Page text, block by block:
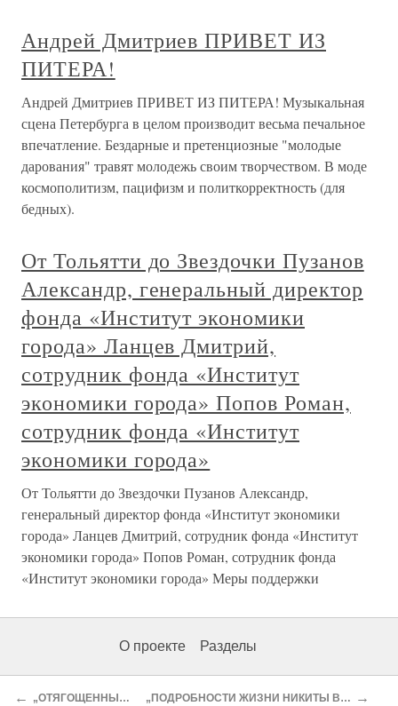
Андрей Дмитриев ПРИВЕТ ИЗ
ПИТЕРА!
Андрей Дмитриев ПРИВЕТ ИЗ ПИТЕРА! Музыкальная
сцена Петербурга в целом производит весьма печальное
впечатление. Бездарные и претенциозные "молодые
дарования" травят молодежь своим творчеством. В моде
космополитизм, пацифизм и политкорректность (для
бедных).
От Тольятти до Звездочки Пузанов
Александр, генеральный директор
фонда «Институт экономики
города» Ланцев Дмитрий,
сотрудник фонда «Институт
экономики города» Попов Роман,
сотрудник фонда «Институт
экономики города»
От Тольятти до Звездочки Пузанов Александр,
генеральный директор фонда «Институт экономики
города» Ланцев Дмитрий, сотрудник фонда «Институт
экономики города» Попов Роман, сотрудник фонда
«Институт экономики города» Меры поддержки
О проекте Разделы
← „ОТЯГОЩЕННЫЕ ЗЛОМ“ „ПОДРОБНОСТИ ЖИЗНИ НИКИТЫ ВОРОНЦОВА“ →